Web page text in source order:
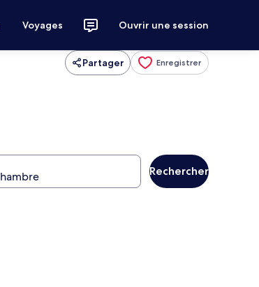
Voyages Ouvrir une session
Partager Enregistrer
Rechercher